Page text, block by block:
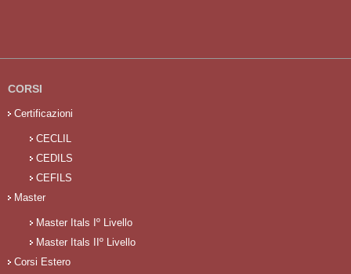
CORSI
Certificazioni
CECLIL
CEDILS
CEFILS
Master
Master Itals Iº Livello
Master Itals IIº Livello
Corsi Estero